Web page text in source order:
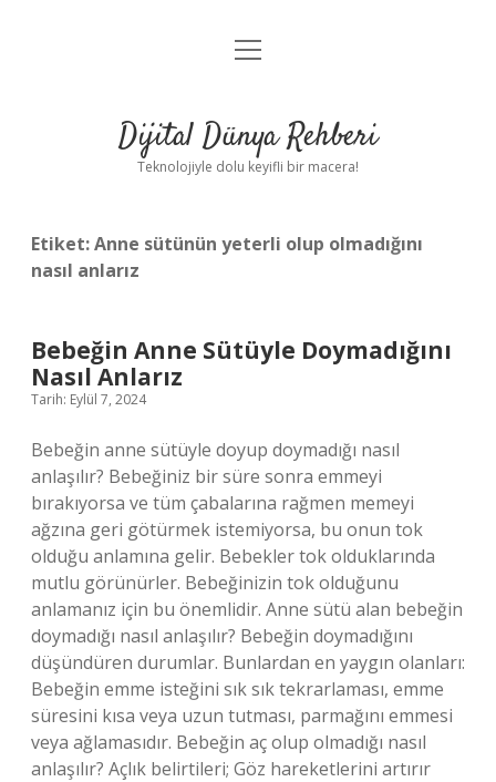
Anasayfa
Yasal Uyarı
menüyü
Dijital Dünya Rehberi
Teknolojiyle dolu keyifli bir macera!
Etiket:Anne sütünün yeterli olup olmadığını
nasıl anlarız
Bebeğin Anne Sütüyle Doymadığını
Nasıl Anlarız
Tarih: Eylül 7, 2024
Bebeğin anne sütüyle doyup doymadığı nasıl
anlaşılır? Bebeğiniz bir süre sonra emmeyi
bırakıyorsa ve tüm çabalarına rağmen memeyi
ağzına geri götürmek istemiyorsa, bu onun tok
olduğu anlamına gelir. Bebekler tok olduklarında
mutlu görünürler. Bebeğinizin tok olduğunu
anlamanız için bu önemlidir. Anne sütü alan bebeğin
doymadığı nasıl anlaşılır? Bebeğin doymadığını
düşündüren durumlar. Bunlardan en yaygın olanları:
Bebeğin emme isteğini sık sık tekrarlaması, emme
süresini kısa veya uzun tutması, parmağını emmesi
veya ağlamasıdır. Bebeğin aç olup olmadığı nasıl
anlaşılır? Açlık belirtileri; Göz hareketlerini artırır